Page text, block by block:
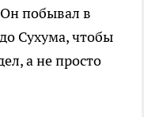
побывал в
Сухума, чтобы
а не просто